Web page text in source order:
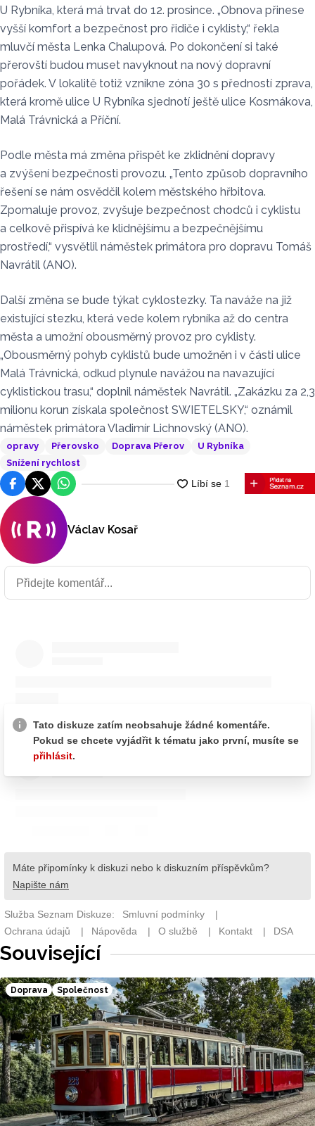
U Rybníka, která má trvat do 12. prosince. „Obnova přinese
vyšší komfort a bezpečnost pro řidiče i cyklisty,“ řekla
mluvčí města Lenka Chalupová. Po dokončení si také
přerovští budou muset navyknout na nový dopravní
pořádek. V lokalitě totiž vznikne zóna 30 s předností zprava,
která kromě ulice U Rybníka sjednotí ještě ulice Kosmákova,
Malá Trávnická a Příční.
Podle města má změna přispět ke zklidnění dopravy
a zvýšení bezpečnosti provozu. „Tento způsob dopravního
řešení se nám osvědčil kolem městského hřbitova.
Zpomaluje provoz, zvyšuje bezpečnost chodců i cyklistu
a celkově přispívá ke klidnějšímu a bezpečnějšímu
prostředí,“ vysvětlil náměstek primátora pro dopravu Tomáš
Navrátil (ANO).
Další změna se bude týkat cyklostezky. Ta naváže na již
existující stezku, která vede kolem rybníka až do centra
města a umožní obousměrný provoz pro cyklisty.
„Obousměrný pohyb cyklistů bude umožněn i v části ulice
Malá Trávnická, odkud plynule navážou na navazující
cyklistickou trasu,“ doplnil náměstek Navrátil. „Zakázku za 2,3
milionu korun získala společnost SWIETELSKY,“ oznámil
náměstek primátora Vladimír Lichnovský (ANO).
opravy Přerovsko Doprava Přerov
U Rybníka
Snížení rychlost
FacebookPlatforma X
WhatsApp
Václav Kosař
Související
Doprava Společnost